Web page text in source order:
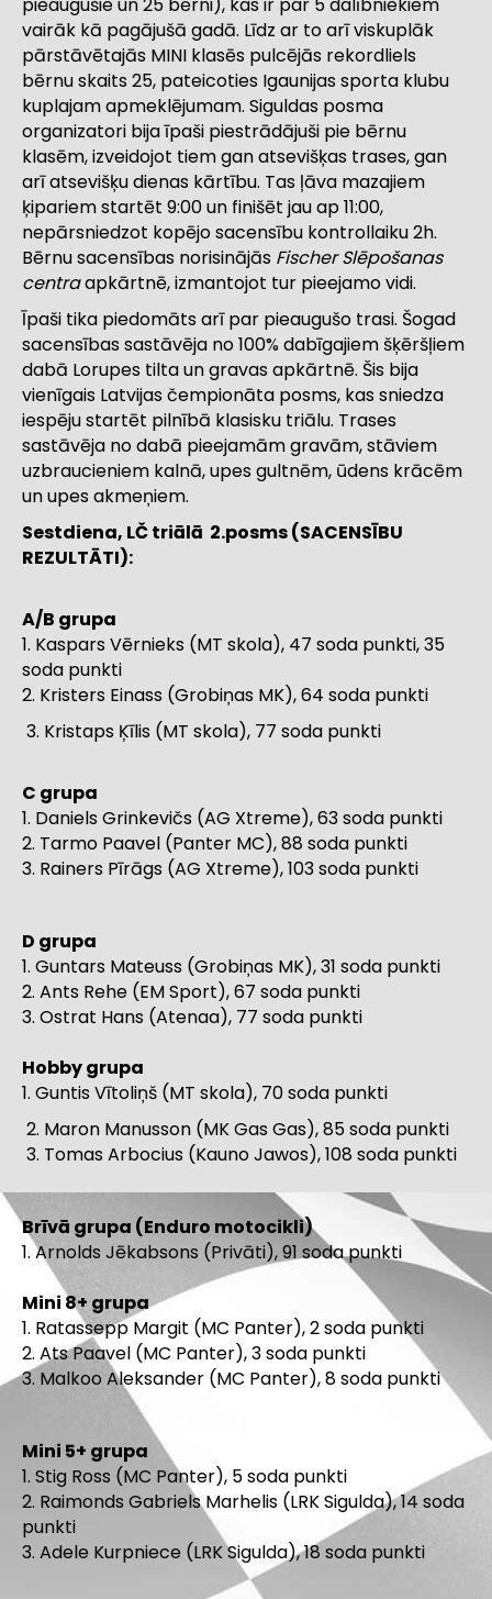
pieaugušie un 25 bērni), kas ir par 5 dalībniekiem
vairāk kā pagājušā gadā. Līdz ar to arī viskuplāk
pārstāvētajās MINI klasēs pulcējās rekordliels
bērnu skaits 25, pateicoties Igaunijas sporta klubu
kuplajam apmeklējumam. Siguldas posma
organizatori bija īpaši piestrādājuši pie bērnu
klasēm, izveidojot tiem gan atsevišķas trases, gan
arī atsevišķu dienas kārtību. Tas ļāva mazajiem
ķipariem startēt 9:00 un finišēt jau ap 11:00,
nepārsniedzot kopējo sacensību kontrollaiku 2h.
Bērnu sacensības norisinājās Fischer Slēpošanas
centraapkārtnē, izmantojot tur pieejamo vidi.
Īpaši tika piedomāts arī par pieaugušo trasi. Šogad
sacensības sastāvēja no 100% dabīgajiem šķēršļiem
dabā Lorupes tilta un gravas apkārtnē. Šis bija
vienīgais Latvijas čempionāta posms, kas sniedza
iespēju startēt pilnībā klasisku triālu. Trases
sastāvēja no dabā pieejamām gravām, stāviem
uzbraucieniem kalnā, upes gultnēm, ūdens krācēm
un upes akmeņiem.
Sestdiena, LČ triālā 2.posms (SACENSĪBU
REZULTĀTI):
A/B grupa
1. Kaspars Vērnieks (MT skola), 47 soda punkti, 35
soda punkti
2. Kristers Einass (Grobiņas MK), 64 soda punkti
Kristaps Ķīlis (MT skola), 77 soda punkti
C grupa
1. Daniels Grinkevičs (AG Xtreme), 63 soda punkti
2. Tarmo Paavel (Panter MC), 88 soda punkti
3. Rainers Pīrāgs (AG Xtreme), 103 soda punkti
D grupa
1. Guntars Mateuss (Grobiņas MK), 31 soda punkti
2. Ants Rehe (EM Sport), 67 soda punkti
3. Ostrat Hans (Atenaa), 77 soda punkti
Hobby grupa
1. Guntis Vītoliņš (MT skola), 70 soda punkti
Maron Manusson (MK Gas Gas), 85 soda punkti
Tomas Arbocius (Kauno Jawos), 108 soda punkti
Brīvā grupa (Enduro motocikli)
1. Arnolds Jēkabsons (Privāti), 91 soda punkti
Mini 8+ grupa
1. Ratassepp Margit (MC Panter), 2 soda punkti
2. Ats Paavel (MC Panter), 3 soda punkti
3. Malkoo Aleksander (MC Panter), 8 soda punkti
Mini 5+ grupa
1. Stig Ross (MC Panter), 5 soda punkti
2. Raimonds Gabriels Marhelis (LRK Sigulda), 14 soda
punkti
3. Adele Kurpniece (LRK Sigulda), 18 soda punkti